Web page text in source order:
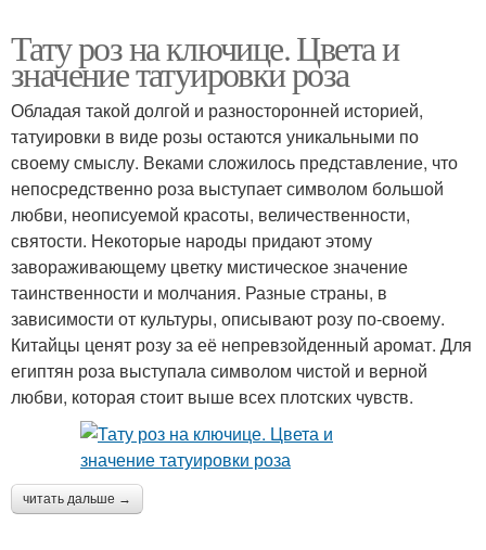
Тату роз на ключице. Цвета и
значение татуировки роза
Обладая такой долгой и разносторонней историей,
татуировки в виде розы остаются уникальными по
своему смыслу. Веками сложилось представление, что
непосредственно роза выступает символом большой
любви, неописуемой красоты, величественности,
святости. Некоторые народы придают этому
завораживающему цветку мистическое значение
таинственности и молчания. Разные страны, в
зависимости от культуры, описывают розу по-своему.
Китайцы ценят розу за её непревзойденный аромат. Для
египтян роза выступала символом чистой и верной
любви, которая стоит выше всех плотских чувств.
читать дальше →